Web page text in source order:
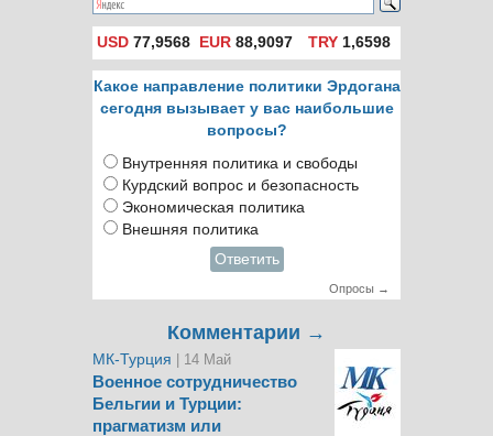
USD 77,9568 EUR 88,9097 TRY1,6598
Какое направление политики Эрдогана
сегодня вызывает у вас наибольшие
вопросы?
Внутренняя политика и свободы
Курдский вопрос и безопасность
Экономическая политика
Внешняя политика
Ответить
Опросы →
Комментарии →
МК-Турция | 14 Май
Военное сотрудничество
Бельгии и Турции:
прагматизм или